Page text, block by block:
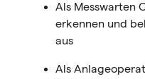
Als Messwarten
erkennen und
aus
Als